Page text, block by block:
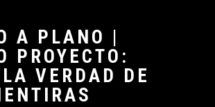
A PLANO |
PROYECTO:
VERDAD DE